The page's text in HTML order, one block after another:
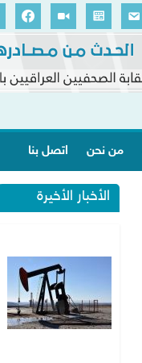
من نحن اتصل بنا
الأخبار الأخيرة